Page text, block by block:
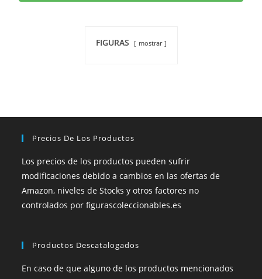
FIGURAS mostrar
Precios De Los Productos
Los precios de los productos pueden sufrir
modificaciones debido a cambios en las ofertas de
Amazon, niveles de Stocks y otros factores no
controlados por figurascoleccionables.es
Productos Descatalogados
En caso de que alguno de los productos mencionados